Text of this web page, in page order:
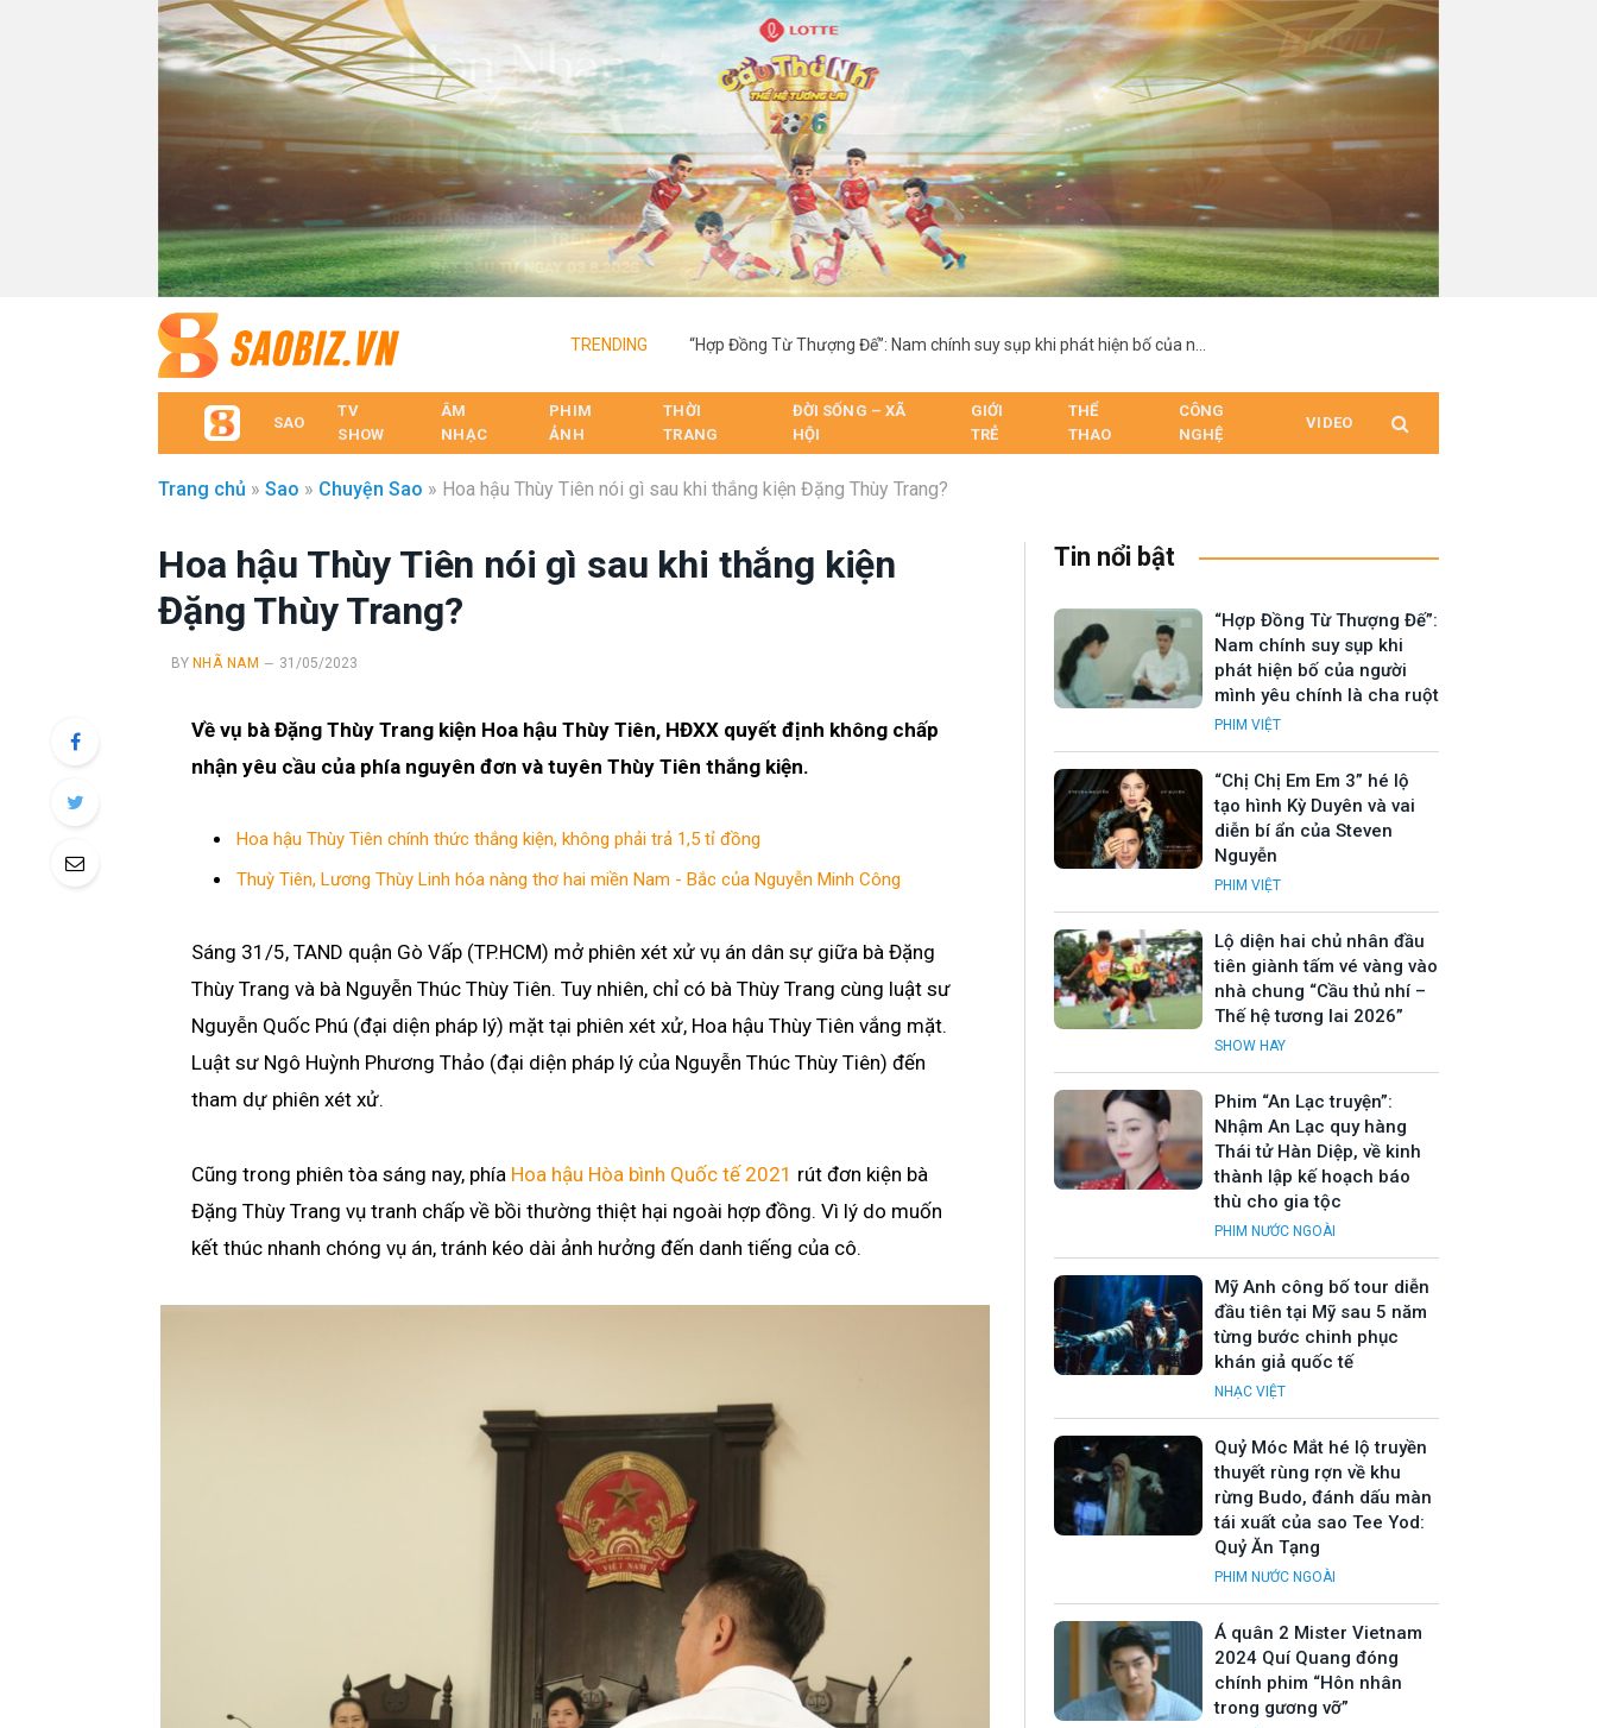
TRENDING
SAO
TV
SHOW
ÂM
NHẠC
PHIM
ẢNH
THỜI
TRANG
ĐỜI SỐNG – XÃ
HỘI
GIỚI
TRẺ
THỂ
THAO
CÔNG
NGHỆ
VIDEO
Trang chủ » Sao » Chuyện Sao » Hoa hậu Thùy Tiên nói gì sau khi thắng kiện Đặng Thùy Trang?
Hoa hậu Thùy Tiên nói gì sau khi thắng kiện
Đặng Thùy Trang?
BY NHÃ NAM 31/05/2023
Về vụ bà Đặng Thùy Trang kiện Hoa hậu Thùy Tiên, HĐXX quyết định không chấp
nhận yêu cầu của phía nguyên đơn và tuyên Thùy Tiên thắng kiện.
Hoa hậu Thùy Tiên chính thức thắng kiện, không phải trả 1,5 tỉ đồng
Thuỳ Tiên, Lương Thùy Linh hóa nàng thơ hai miền Nam - Bắc của Nguyễn Minh Công
Sáng 31/5, TAND quận Gò Vấp (TP.HCM) mở phiên xét xử vụ án dân sự giữa bà Đặng
Thùy Trang và bà Nguyễn Thúc Thùy Tiên. Tuy nhiên, chỉ có bà Thùy Trang cùng luật sư
Nguyễn Quốc Phú (đại diện pháp lý) mặt tại phiên xét xử, Hoa hậu Thùy Tiên vắng mặt.
Luật sư Ngô Huỳnh Phương Thảo (đại diện pháp lý của Nguyễn Thúc Thùy Tiên) đến
tham dự phiên xét xử.
Cũng trong phiên tòa sáng nay, phía Hoa hậu Hòa bình Quốc tế 2021 rút đơn kiện bà
Đặng Thùy Trang vụ tranh chấp về bồi thường thiệt hại ngoài hợp đồng. Vì lý do muốn
kết thúc nhanh chóng vụ án, tránh kéo dài ảnh hưởng đến danh tiếng của cô.
Tin nổi bật
“Hợp Đồng Từ Thượng Đế”:
Nam chính suy sụp khi
phát hiện bố của người
mình yêu chính là cha ruột
PHIM VIỆT
“Chị Chị Em Em 3” hé lộ
tạo hình Kỳ Duyên và vai
diễn bí ẩn của Steven
Nguyễn
PHIM VIỆT
Lộ diện hai chủ nhân đầu
tiên giành tấm vé vàng vào
nhà chung “Cầu thủ nhí –
Thế hệ tương lai 2026”
SHOW HAY
Phim “An Lạc truyện”:
Nhậm An Lạc quy hàng
Thái tử Hàn Diệp, về kinh
thành lập kế hoạch báo
thù cho gia tộc
PHIM NƯỚC NGOÀI
Mỹ Anh công bố tour diễn
đầu tiên tại Mỹ sau 5 năm
từng bước chinh phục
khán giả quốc tế
NHẠC VIỆT
Quỷ Móc Mắt hé lộ truyền
thuyết rùng rợn về khu
rừng Budo, đánh dấu màn
tái xuất của sao Tee Yod:
Quỷ Ăn Tạng
PHIM NƯỚC NGOÀI
Á quân 2 Mister Vietnam
2024 Quí Quang đóng
chính phim “Hôn nhân
trong gương vỡ”